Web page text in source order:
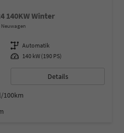
140KW Winter
Neuwagen
Getriebe Automatik
Leistung 140 kW (190 PS)
Details
100km